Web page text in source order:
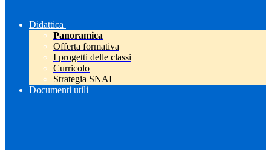
Didattica
Panoramica
Offerta formativa
I progetti delle classi
Curricolo
Strategia SNAI
Documenti utili